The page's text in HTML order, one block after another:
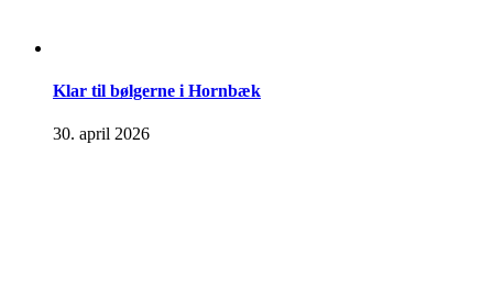
Klar til bølgerne i Hornbæk
30. april 2026